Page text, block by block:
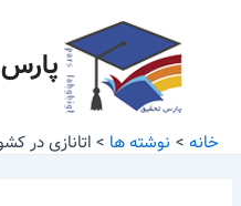
خانه نوشته ها اتانازی در